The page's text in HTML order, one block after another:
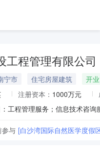
工程管理有限公司
宁市 住宅房屋建筑
开业
注册资本： 1000万元
参与 [白沙湾国际自然医学度假